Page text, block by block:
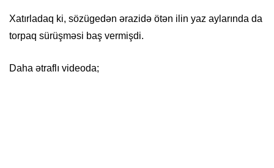
Xatırladaq ki, sözügedən ərazidə ötən ilin yaz aylarında da
torpaq sürüşməsi baş vermişdi.
Daha ətraflı videoda;